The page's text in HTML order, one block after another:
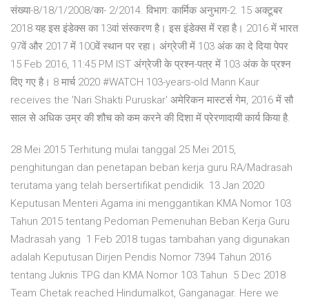
संख्‍या-8/18/1/2008/का- 2/2014. विभाग: कार्मिक अनुभाग-2. 15 अक्टूबर
2018 यह इस इंडेक्स का 13वां संस्करण है। इस इंडेक्स में रहा है। 2016 में भारत
97वें और 2017 में 100वें स्थान पर रहा। अंग्रेजी में 103 अंक का दे दिया पेपर
15 Feb 2016, 11:45 PM IST अंग्रेजी के प्रश्न-पत्र में 103 अंक के प्रश्न
दिए गए है। 8 मार्च 2020 #WATCH 103-years-old Mann Kaur
receives the 'Nari Shakti Puruskar' अमेरिकन मास्टर्स गेम, 2016 में सौ
साल से अधिक उम्र की शौच को कम करने की दिशा में प्रेरणादायी कार्य किया है.
28 Mei 2015 Terhitung mulai tanggal 25 Mei 2015,
penghitungan dan penetapan beban kerja guru RA/Madrasah
terutama yang telah bersertifikat pendidik 13 Jan 2020
Keputusan Menteri Agama ini menggantikan KMA Nomor 103
Tahun 2015 tentang Pedoman Pemenuhan Beban Kerja Guru
Madrasah yang 1 Feb 2018 tugas tambahan yang digunakan
adalah Keputusan Dirjen Pendis Nomor 7394 Tahun 2016
tentang Juknis TPG dan KMA Nomor 103 Tahun 5 Dec 2018
Team Chetak reached Hindumalkot, Ganganagar. Here we